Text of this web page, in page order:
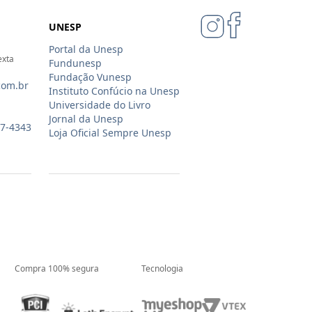
4343
UNESP
Portal da Unesp
Fundunesp
Fundação Vunesp
Instituto Confúcio na Unesp
Universidade do Livro
Jornal da Unesp
Loja Oficial Sempre Unesp
Compra 100% segura Tecnologia